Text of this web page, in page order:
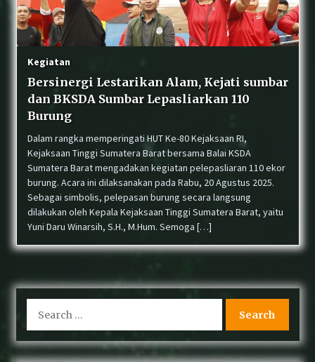
Perdagangkan Ratusan Ekor Burung Antar
Provinsi, Pelaku ditangkap Di Agam
Perkuat Sinergi, Balai KSDA Sumatera Barat dan
Dinas PUPR Kepulauan Mentawai Sepakati RKT
Warga Dadok Tunggul Hitam Padang Serahkan
Anak Elang Tikus “Sikok” yang Terjatuh ke
BKSDA Sumbar
Sinergi Konservasi: BKSDA Sumbar, COP, dan LK
Kandi Periksa Kesehatan Harimau Sumatera
Sindikat Perdagangan Satwa Dilindungi Tapir
di Pasaman Masuk Meja Hijau
BKSDA Sumbar Tangani Konflik Beruang Madu
yang Resahkan Warga di Lubuk Sikaping
Kegiatan
Bersinergi Lestarikan Alam, Kejati sumbar
dan BKSDA Sumbar Lepasliarkan 110
Burung
Dalam rangka memperingati HUT Ke-80 Kejaksaan RI,
Kejaksaan Tinggi Sumatera Barat bersama Balai KSDA
Sumatera Barat mengadakan kegiatan pelepasliaran 110 ekor
burung. Acara ini dilaksanakan pada Rabu, 20 Agustus 2025.
Sebagai simbolis, pelepasan burung secara langsung
dilakukan oleh Kepala Kejaksaan Tinggi Sumatera Barat, yaitu
Yuni Daru Winarsih, S.H., M.Hum. Semoga […]
for: